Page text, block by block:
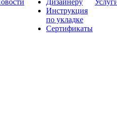
Дизайнеру
Инструкция
по укладке
Сертификаты